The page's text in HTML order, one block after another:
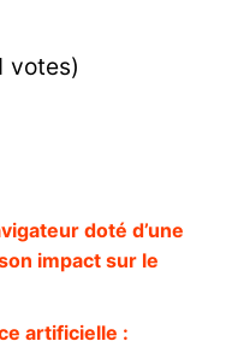
votes)
doté d’une
impact sur le
artificielle :